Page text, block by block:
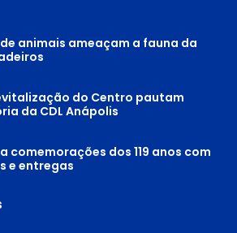
animais ameaçam a fauna da
do Centro pautam
da CDL Anápolis
comemorações dos 119 anos com
e entregas